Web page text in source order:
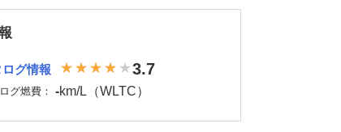
ログ情報 3.7
グ燃費： -km/L（WLTC）